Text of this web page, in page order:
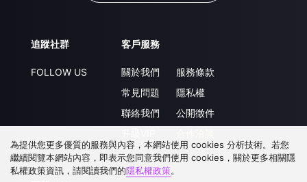
追蹤社群
FOLLOW US
客戶服務
關於我們
常見問題
聯絡我們
服務條款
隱私權
公開徵件
為提供您更多優質的服務與內容，本網站使用 cookies 分析技術。若您
繼續閱覽本網站內容，即表示您同意我們使用 cookies，關於更多相關隱
私權政策資訊，請閱讀我們的隱私權政策。